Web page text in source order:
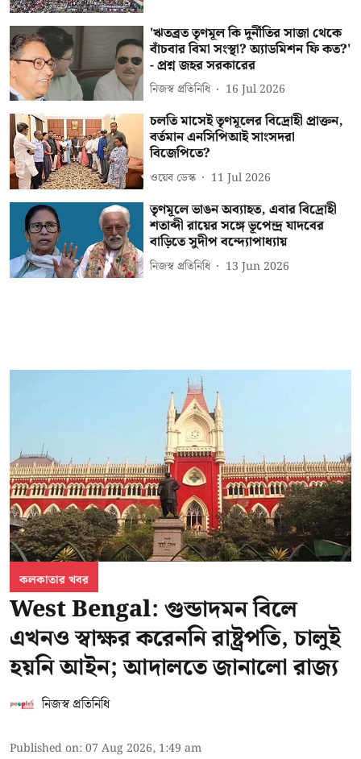
'ঋতব্রত তৃণমূল কি দুর্নীতির সাজা থেকে
বাঁচবার বিমা সংস্থা? অ্যাডমিশন ফি কত?'
- প্রশ্ন জহর সরকারের
নিজস্ব প্রতিনিধি 16 Jul 2026
চলতি মাসেই তৃণমূলের বিদ্রোহী প্রাক্তন,
বর্তমান এনসিপিআই সাংসদরা
বিজেপিতে?
ওয়েব ডেস্ক 11 Jul 2026
তৃণমূলে ভাঙন অব্যাহত, এবার বিদ্রোহী
শতাব্দী রায়ের সঙ্গে ভূপেন্দ্র যাদবের
বাড়িতে সুদীপ বন্দ্যোপাধ্যায়
নিজস্ব প্রতিনিধি 13 Jun 2026
কলকাতার খবর
West Bengal: গুন্ডাদমন বিলে
এখনও স্বাক্ষর করেননি রাষ্ট্রপতি, চালুই
হয়নি আইন; আদালতে জানালো রাজ্য
নিজস্ব প্রতিনিধি
Published on:07 Aug 2026, 1:49 am